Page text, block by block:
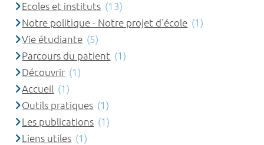
Ecoles et instituts (13)
Notre politique - Notre projet d'école (1)
Vie étudiante (5)
Parcours du patient (1)
Découvrir (1)
Accueil (1)
Outils pratiques (1)
Les publications (1)
Liens utiles (1)